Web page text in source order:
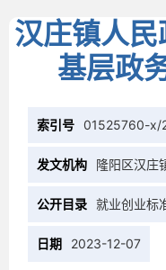
汉庄镇人
基层政
索引号 01525760-x/
发文机构 隆阳区汉庄
公开目录 就业创业标
日期 2023-12-07